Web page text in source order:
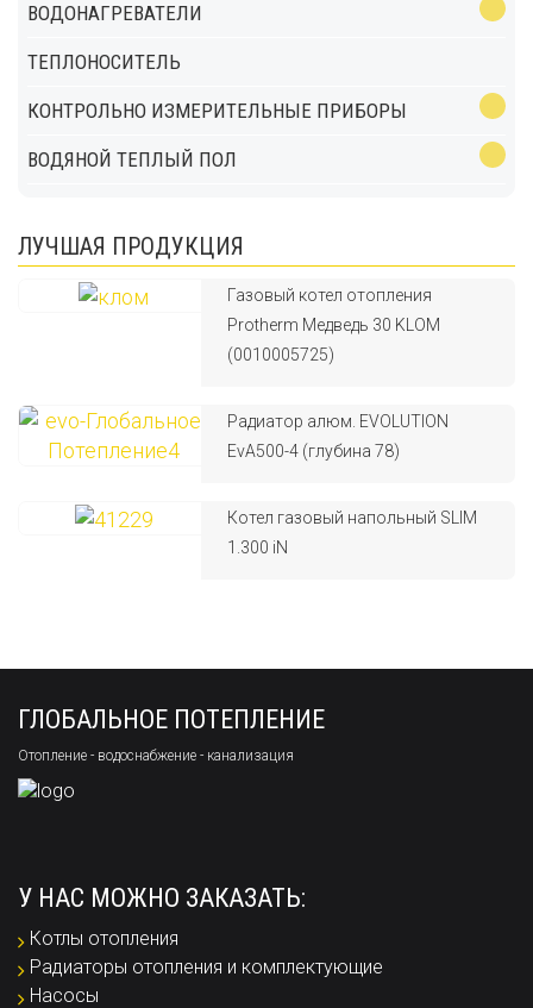
ВОДОНАГРЕВАТЕЛИ
ТЕПЛОНОСИТЕЛЬ
КОНТРОЛЬНО ИЗМЕРИТЕЛЬНЫЕ ПРИБОРЫ
ВОДЯНОЙ ТЕПЛЫЙ ПОЛ
ЛУЧШАЯ ПРОДУКЦИЯ
Газовый котел отопления
Protherm Медведь 30 KLOM
(0010005725)
Радиатор алюм. EVOLUTION
EvA500-4 (глубина 78)
Котел газовый напольный SLIM
1.300 iN
ГЛОБАЛЬНОЕ ПОТЕПЛЕНИЕ
Отопление - водоснабжение - канализация
У НАС МОЖНО ЗАКАЗАТЬ:
Котлы отопления
Радиаторы отопления и комплектующие
Насосы